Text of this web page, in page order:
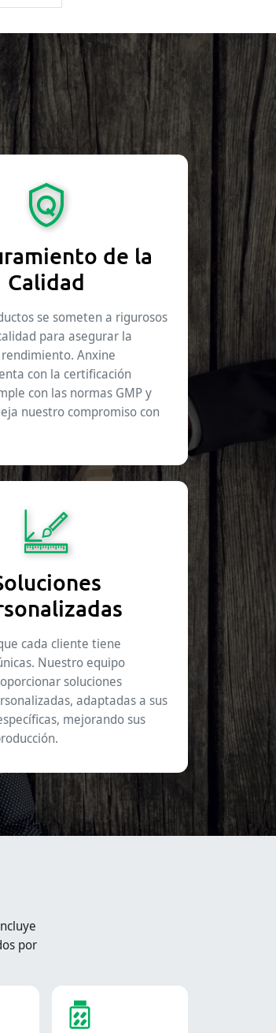
de la
Calidad
se someten a rigurosos
para asegurar la
Anxine
con la certificación
con las normas GMP y
nuestro compromiso con
cada cliente tiene
Nuestro equipo
soluciones
adaptadas a sus
mejorando sus
por